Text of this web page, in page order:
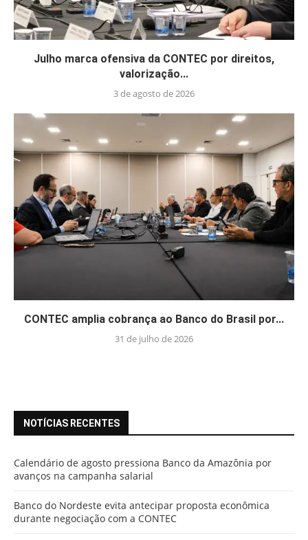
Julho marca ofensiva da CONTEC por direitos,
valorização...
3 de agosto de 2026
CONTEC amplia cobrança ao Banco do Brasil por...
31 de julho de 2026
NOTÍCIAS RECENTES
Calendário de agosto pressiona Banco da Amazônia por
avanços na campanha salarial
Banco do Nordeste evita antecipar proposta econômica
durante negociação com a CONTEC